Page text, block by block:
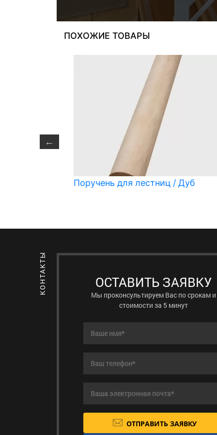
ПОХОЖИЕ ТОВАРЫ
Поручень для лестниц / Дуб
ОСТАВИТЬ ЗАЯВКУ
Мы проконсультируем Вас по срокам и
стоимости за 5 минут
ОТПРАВИТЬ ЗАЯВКУ